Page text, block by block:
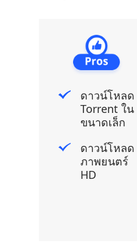
ดาวน์โหลด
Torrent ใน
ขนาดเล็ก
ดาวน์โหลด
ภาพยนตร์
HD